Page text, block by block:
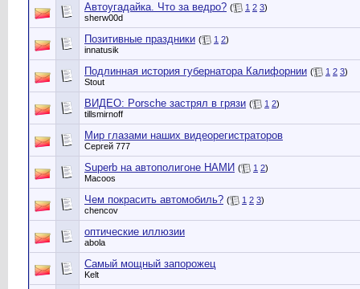
Автоугадайка. Что за ведро? ( 1 2 3)
sherw00d
Позитивные праздники ( 1 2)
innatusik
Подлинная история губернатора Калифорнии ( 1 2 3)
Stout
ВИДЕО: Porsche застрял в грязи ( 1 2)
tillsmirnoff
Мир глазами наших видеорегистраторов
Сергей 777
Superb на автополигоне НАМИ ( 1 2)
Macoos
Чем покрасить автомобиль? ( 1 2 3)
chencov
оптические иллюзии
abola
Самый мощный запорожец
Kelt